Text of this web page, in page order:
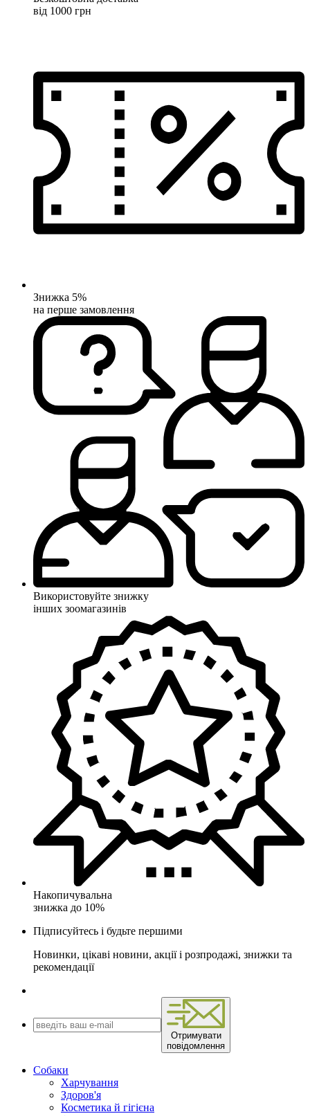
від 1000 грн
Знижка 5%
на перше замовлення
Використовуйте знижку
інших зоомагазинів
Накопичувальна
знижка до 10%
Підписуйтесь і будьте першими
Новинки, цікаві новини, акції і розпродажі, знижки та
рекомендації
Отримувати
повідомлення
Собаки
Харчування
Здоров'я
Косметика й гігієна